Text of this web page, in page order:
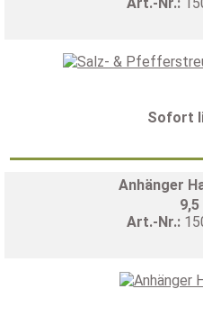
Sofort
Anhänger
Art.-Nr.: